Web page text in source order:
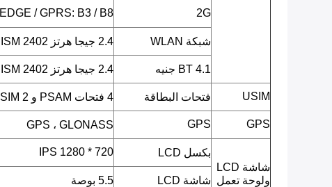
2G
EDGE / GPRS: B3 / B8
شبكة WLAN 2.4 جيجا هرتز ISM 2402 ميجا هرتز ~ 2482 ميجا هرتز
BT 4.1 جنيه 2.4 جيجا هرتز ISM 2402 ميجا هرتز ~ 2480 ميجا هرتز
USIM فتحات البطاقة 4 فتحات PSAM و 2 SIM
GPS
GPS GPS ، GLONASS
شاشة LCD
ولوحة تعمل
بكسل LCD 720 * 1280 IPS
شاشة LCD 5.5 بوصة